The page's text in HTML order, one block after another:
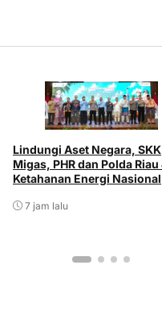
Lindungi Aset Negara, SKK
Migas, PHR dan Polda Riau
Ketahanan Energi Nasional
7 jam lalu